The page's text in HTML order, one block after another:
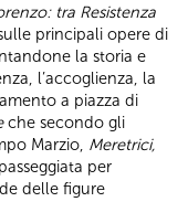
tra Resistenza
principali opere di
la storia e
l’accoglienza, la
a piazza di
che secondo gli
Marzio, Meretrici,
per
delle figure